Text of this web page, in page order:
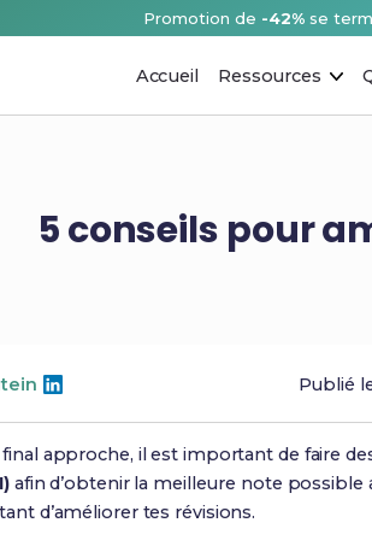
Promotion de -42%se
Accueil Ressources
5 conseils pour
Publié
final approche, il est important de faire
afin d’obtenir la meilleure note possible
d’améliorer tes révisions.